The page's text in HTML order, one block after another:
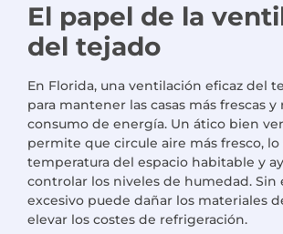
El papel de la
del tejado
En Florida, una ventilación eficaz del
para mantener las casas más frescas
consumo de energía. Un ático bien
permite que circule aire más fresco,
temperatura del espacio habitable y
controlar los niveles de humedad. Sin
excesivo puede dañar los materiales
elevar los costes de refrigeración.